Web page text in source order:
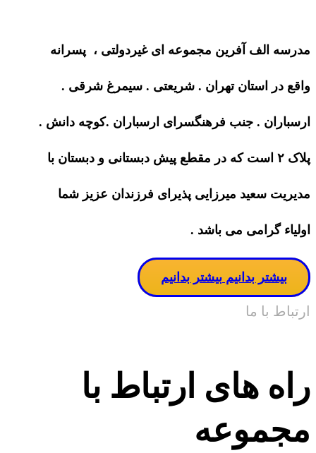
مدرسه الف آفرین مجموعه ای غیردولتی ، پسرانه
واقع در استان تهران . شریعتی . سیمرغ شرقی .
ارسباران . جنب فرهنگسرای ارسباران .کوچه دانش .
پلاک ۲ است که در مقطع پیش دبستانی و دبستان با
مدیریت سعید میرزایی پذیرای فرزندان عزیز شما
اولیاء گرامی می باشد .
بیشتر بدانیم بیشتر بدانیم
ارتباط با ما
راه های ارتباط با
مجموعه